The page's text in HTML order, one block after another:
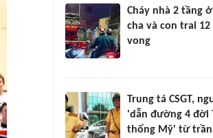
Cháy nhà 2 tầng ở
cha và con trai
vong
Trung tá CSGT,
'dẫn đường 4 đời
thống Mỹ' từ trần